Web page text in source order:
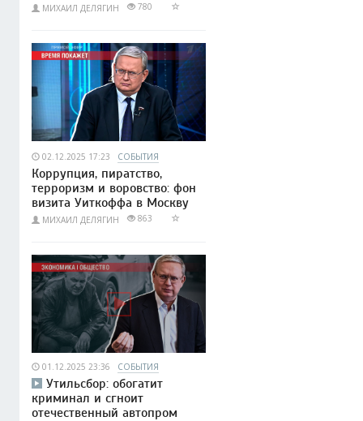
МИХАИЛ ДЕЛЯГИН 780
02.12.2025 17:23 СОБЫТИЯ
Коррупция, пиратство,
терроризм и воровство: фон
визита Уиткоффа в Москву
МИХАИЛ ДЕЛЯГИН 863
01.12.2025 23:36 СОБЫТИЯ
Утильсбор: обогатит
криминал и сгноит
отечественный автопром